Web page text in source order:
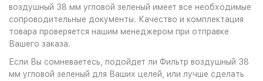
воздушный 38 мм угловой зеленый имеет все необходимые
сопроводительные документы. Качество и комплектация
товара проверяется нашим менеджером при отправке
Вашего заказа.
Если Вы сомневаетесь, подойдет ли Фильтр воздушный 38
мм угловой зеленый для Ваших целей, или лучше сделать